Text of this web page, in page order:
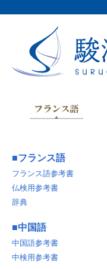
■フランス語
フランス語参考書
仏検用参考書
辞典
■中国語
中国語参考書
中検用参考書